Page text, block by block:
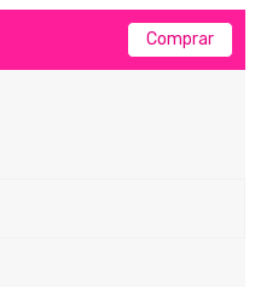
Comprar